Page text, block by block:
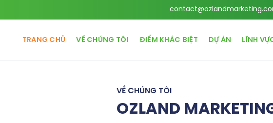
TRANG CHỦ VỀ CHÚNG TÔI ĐIỂM KHÁC BIỆT DỰ ÁN LĨNH
VỀ CHÚNG TÔI
OZLAND